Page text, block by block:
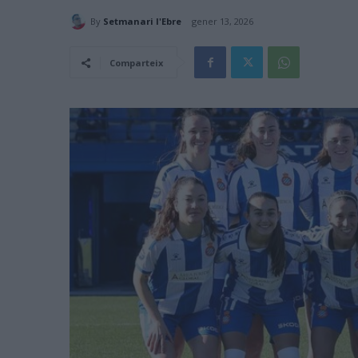
By Setmanari l'Ebre gener 13, 2026
Comparteix